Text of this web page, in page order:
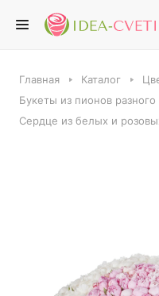
Главная Каталог
Букеты из пионов разного
Сердце из белых и